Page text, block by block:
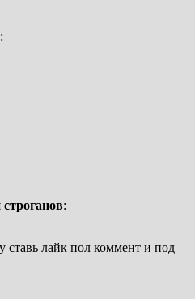
:
строганов:
ставь лайк пол коммент и под